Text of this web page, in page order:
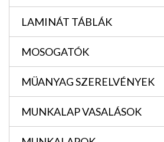
LAMINÁT TÁBLÁK
MOSOGATÓK
MÜANYAG SZERELVÉNYEK
MUNKALAP VASALÁSOK